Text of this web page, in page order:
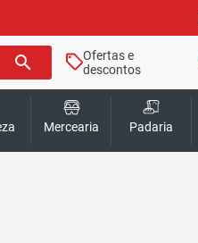
search
Ofertas e
descontos
Mercearia Padaria